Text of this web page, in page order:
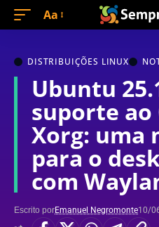
Aa
DISTRIBUIÇÕES LINUX
Ubuntu
suporte ao
Xorg: uma
para o
com
Escrito porEmanuel Negromonte10/